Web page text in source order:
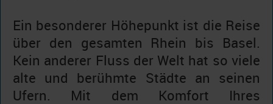
Ein besonderer Höhepunkt ist die Reise
über den gesamten Rhein bis Basel.
Kein anderer Fluss der Welt hat so viele
alte und berühmte Städte an seinen
Ufern. Mit dem Komfort Ihres